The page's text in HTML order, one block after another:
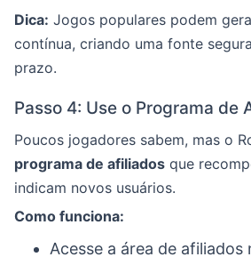
Dica: Jogos populares podem
contínua, criando uma fonte
prazo.
Passo 4: Use o Programa de
Poucos jogadores sabem, mas o
programa de afiliados que
indicam novos usuários.
Como funciona:
Acesse a área de